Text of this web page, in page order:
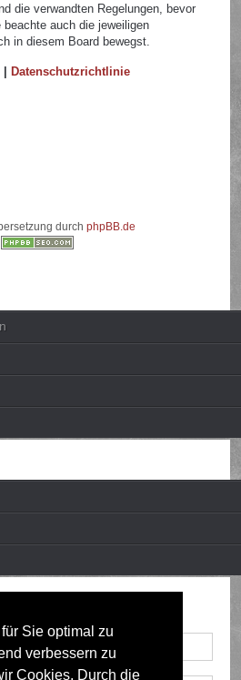
Sie optimal zu
verbessern zu
Cookies. Durch die
die verwandten Regelungen, bevor
auch die jeweiligen
in diesem Board bewegst.
|Datenschutzrichtlinie
durch phpBB.de